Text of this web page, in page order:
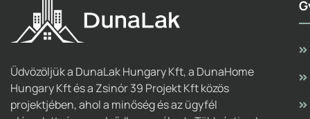
Üdvözöljük a DunaLak Hungary Kft, a DunaHome
Hungary Kft és a Zsinór 39 Projekt Kft közös
projektjében, ahol a minőség és az ügyfél